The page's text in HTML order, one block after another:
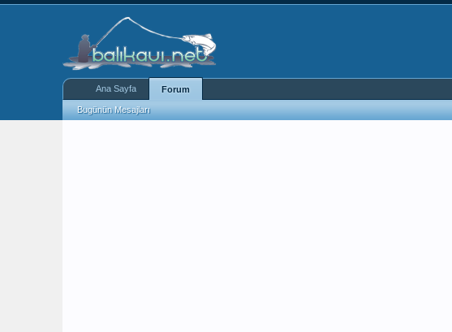
Ana Sayfa Forum
Bugünün Mesajları